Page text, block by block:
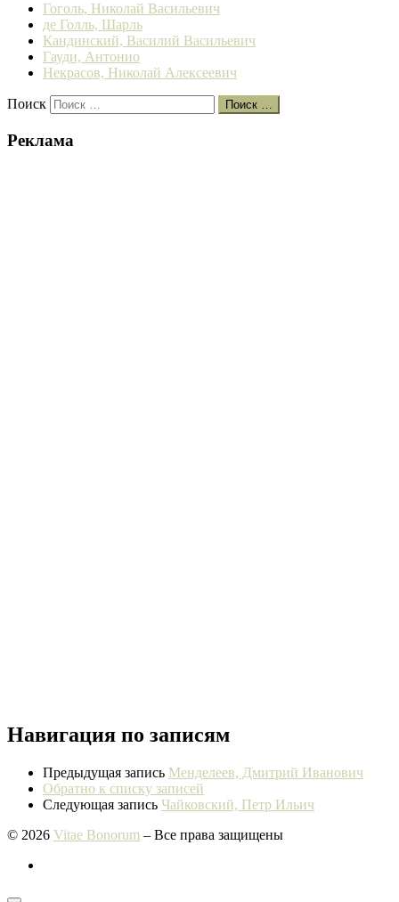
Гоголь, Николай Васильевич
де Голль, Шарль
Кандинский, Василий Васильевич
Гауди, Антонио
Некрасов, Николай Алексеевич
Поиск Поиск …
Реклама
Навигация по записям
Предыдущая запись Менделеев, Дмитрий Иванович
Обратно к списку записей
Следующая запись Чайковский, Петр Ильич
© 2026 Vitae Bonorum – Все права защищены